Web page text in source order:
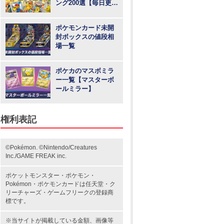
ング200選【毎日更
ポケモンカード未開
封ボックスの値段相
場一覧
ポケカのマスボミラ
ー一覧【マスターボ
ールミラー】
権利表記
©Pokémon. ©Nintendo/Creatures
Inc./GAME FREAK inc.
ポケットモンスター ・ポケモン・
Pokémon・ ポケモンカードは任天堂・ ク
リーチャーズ ・ ゲームフリークの登録商
標です。
※当サイトが掲載している金額、画像等